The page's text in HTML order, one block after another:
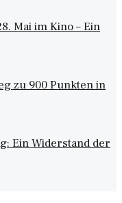
Mai im Kino – Ein
zu 900 Punkten in
Ein Widerstand der